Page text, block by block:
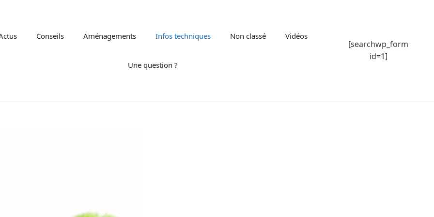
Conseils Aménagements Infos techniques Non classé Vidéos
Une question ?
[searchwp_form
id=1]